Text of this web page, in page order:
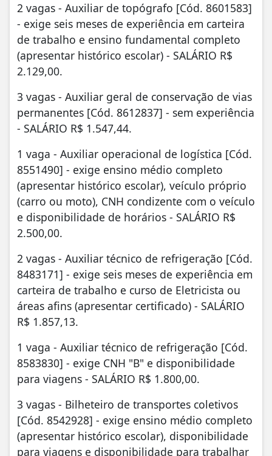
2 vagas - Auxiliar de topógrafo [Cód. 8601583]
- exige seis meses de experiência em carteira
de trabalho e ensino fundamental completo
(apresentar histórico escolar) - SALÁRIO R$
2.129,00.
3 vagas - Auxiliar geral de conservação de vias
permanentes [Cód. 8612837] - sem experiência
- SALÁRIO R$ 1.547,44.
1 vaga - Auxiliar operacional de logística [Cód.
8551490] - exige ensino médio completo
(apresentar histórico escolar), veículo próprio
(carro ou moto), CNH condizente com o veículo
e disponibilidade de horários - SALÁRIO R$
2.500,00.
2 vagas - Auxiliar técnico de refrigeração [Cód.
8483171] - exige seis meses de experiência em
carteira de trabalho e curso de Eletricista ou
áreas afins (apresentar certificado) - SALÁRIO
R$ 1.857,13.
1 vaga - Auxiliar técnico de refrigeração [Cód.
8583830] - exige CNH "B" e disponibilidade
para viagens - SALÁRIO R$ 1.800,00.
3 vagas - Bilheteiro de transportes coletivos
[Cód. 8542928] - exige ensino médio completo
(apresentar histórico escolar), disponibilidade
para viagens e disponibilidade para trabalhar